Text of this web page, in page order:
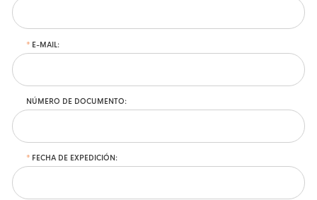
E-MAIL:
NÚMERO DE DOCUMENTO:
FECHA DE EXPEDICIÓN: